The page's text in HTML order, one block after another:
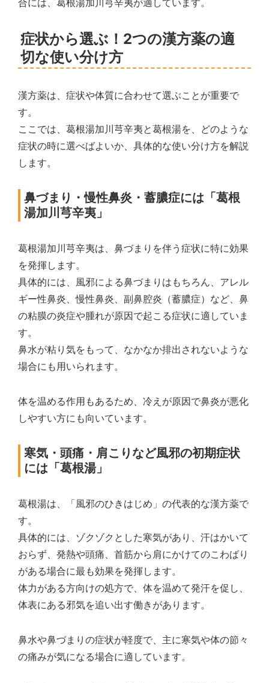
症状から選ぶ！2つの漢方薬の適
切な使い分け方
漢方薬は、症状や体質に合わせて選ぶことが重要で
す。
ここでは、葛根湯加川芎辛夷と葛根湯を、どのような
症状の時に選べばよいか、具体的な使い分け方を解説
します。
鼻づまり・慢性鼻炎・蓄膿症には「葛根
湯加川芎辛夷」
葛根湯加川芎辛夷は、鼻づまりを伴う症状に特に効果
を発揮します。
具体的には、風邪による鼻づまりはもちろん、アレル
ギー性鼻炎、慢性鼻炎、副鼻腔炎（蓄膿症）など、鼻
の粘膜の炎症や腫れが原因で起こる症状に適していま
す。
鼻水が粘り気をもって、なかなか排出されないような
場合にも用いられます。
体を温める作用もあるため、冷えが原因で鼻炎が悪化
しやすい方にも向いています。
寒気・頭痛・肩こりなど風邪の初期症状
には「葛根湯」
葛根湯は、「風邪のひきはじめ」の代表的な漢方薬で
す。
具体的には、ゾクゾクとした寒気があり、汗はかいて
おらず、発熱や頭痛、首筋から肩にかけてのこわばり
がある場合に最も効果を発揮します。
体力がある方向けの処方で、体を温めて発汗を促し、
体表にある邪気を追い出す働きがあります。
鼻水や鼻づまりの症状が軽度で、主に寒気や体の節々
の痛みが気になる場合に適しています。